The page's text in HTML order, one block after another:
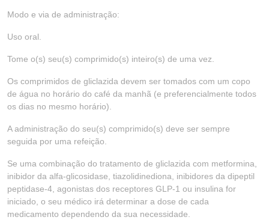
Modo e via de administração:
Uso oral.
Tome o(s) seu(s) comprimido(s) inteiro(s) de uma vez.
Os comprimidos de gliclazida devem ser tomados com um copo
de água no horário do café da manhã (e preferencialmente todos
os dias no mesmo horário).
A administração do seu(s) comprimido(s) deve ser sempre
seguida por uma refeição.
Se uma combinação do tratamento de gliclazida com metformina,
inibidor da alfa-glicosidase, tiazolidinediona, inibidores da dipeptil
peptidase-4, agonistas dos receptores GLP-1 ou insulina for
iniciado, o seu médico irá determinar a dose de cada
medicamento dependendo da sua necessidade.